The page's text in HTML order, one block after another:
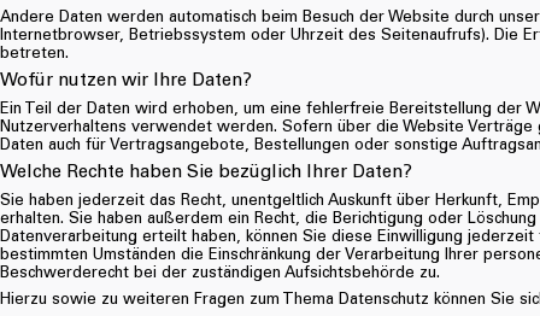
Andere Daten werden automatisch beim Besuch der Website durch
Internetbrowser, Betriebssystem oder Uhrzeit des Seitenaufrufs). Die
betreten.
Wofür nutzen wir Ihre Daten?
Ein Teil der Daten wird erhoben, um eine fehlerfreie Bereitstellung der
Nutzerverhaltens verwendet werden. Sofern über die Website
Daten auch für Vertragsangebote, Bestellungen oder sonstige
Welche Rechte haben Sie bezüglich Ihrer Daten?
Sie haben jederzeit das Recht, unentgeltlich Auskunft über Herkunft,
erhalten. Sie haben außerdem ein Recht, die Berichtigung oder
Datenverarbeitung erteilt haben, können Sie diese Einwilligung
bestimmten Umständen die Einschränkung der Verarbeitung Ihrer
Beschwerderecht bei der zuständigen Aufsichtsbehörde zu.
Hierzu sowie zu weiteren Fragen zum Thema Datenschutz können Sie